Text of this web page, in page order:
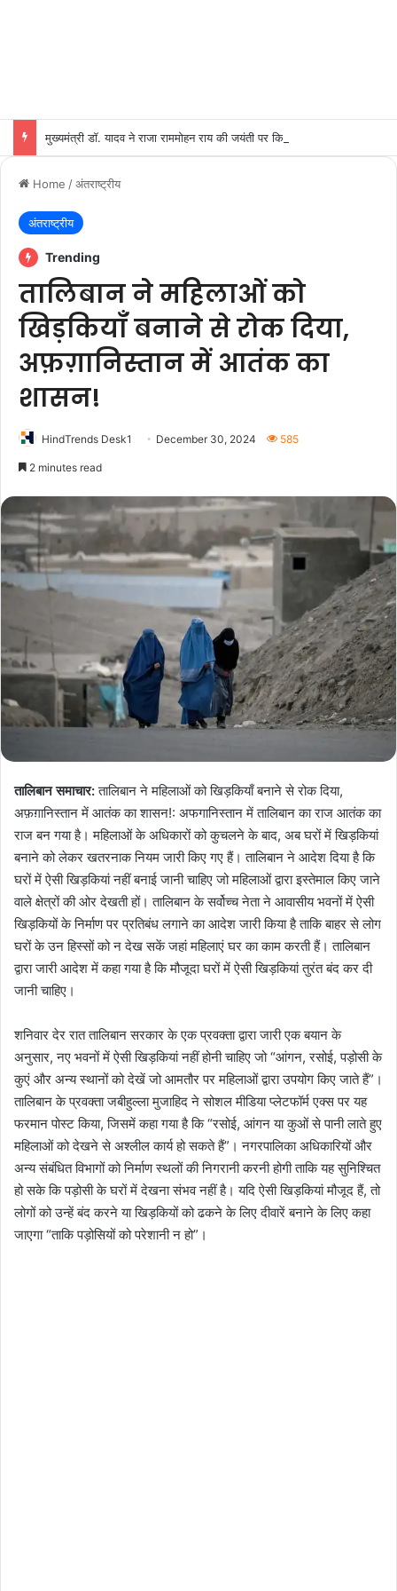
मुख्यमंत्री डॉ. यादव ने राजा राममोहन राय की जयंती पर किया नमन
Home /अंतराष्ट्रीय
अंतराष्ट्रीय
Trending
तालिबान ने महिलाओं को
खिड़कियाँ बनाने से रोक दिया,
अफ़ग़ानिस्तान में आतंक का
शासन!
HindTrends Desk1 December 30, 2024 585
2 minutes read
तालिबान समाचार:तालिबान ने महिलाओं को खिड़कियाँ बनाने से रोक दिया,
अफ़ग़ानिस्तान में आतंक का शासन!: अफगानिस्तान में तालिबान का राज आतंक का
राज बन गया है। महिलाओं के अधिकारों को कुचलने के बाद, अब घरों में खिड़कियां
बनाने को लेकर खतरनाक नियम जारी किए गए हैं। तालिबान ने आदेश दिया है कि
घरों में ऐसी खिड़कियां नहीं बनाई जानी चाहिए जो महिलाओं द्वारा इस्तेमाल किए जाने
वाले क्षेत्रों की ओर देखती हों। तालिबान के सर्वोच्च नेता ने आवासीय भवनों में ऐसी
खिड़कियों के निर्माण पर प्रतिबंध लगाने का आदेश जारी किया है ताकि बाहर से लोग
घरों के उन हिस्सों को न देख सकें जहां महिलाएं घर का काम करती हैं। तालिबान
द्वारा जारी आदेश में कहा गया है कि मौजूदा घरों में ऐसी खिड़कियां तुरंत बंद कर दी
जानी चाहिए।
शनिवार देर रात तालिबान सरकार के एक प्रवक्ता द्वारा जारी एक बयान के
अनुसार, नए भवनों में ऐसी खिड़कियां नहीं होनी चाहिए जो “आंगन, रसोई, पड़ोसी के
कुएं और अन्य स्थानों को देखें जो आमतौर पर महिलाओं द्वारा उपयोग किए जाते हैं”।
तालिबान के प्रवक्ता जबीहुल्ला मुजाहिद ने सोशल मीडिया प्लेटफॉर्म एक्स पर यह
फरमान पोस्ट किया, जिसमें कहा गया है कि “रसोई, आंगन या कुओं से पानी लाते हुए
महिलाओं को देखने से अश्लील कार्य हो सकते हैं”। नगरपालिका अधिकारियों और
अन्य संबंधित विभागों को निर्माण स्थलों की निगरानी करनी होगी ताकि यह सुनिश्चित
हो सके कि पड़ोसी के घरों में देखना संभव नहीं है। यदि ऐसी खिड़कियां मौजूद हैं, तो
लोगों को उन्हें बंद करने या खिड़कियों को ढकने के लिए दीवारें बनाने के लिए कहा
जाएगा “ताकि पड़ोसियों को परेशानी न हो”।